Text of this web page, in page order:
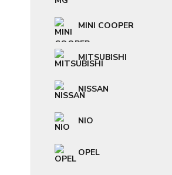
MINI COOPER
MITSUBISHI
NISSAN
NIO
OPEL